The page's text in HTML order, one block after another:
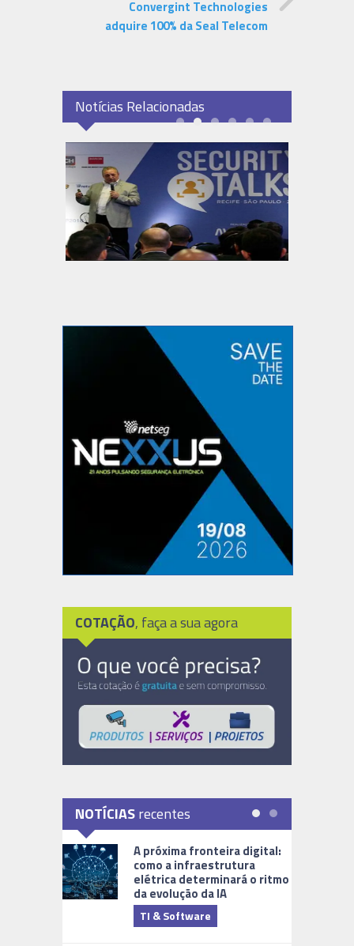
Convergint Technologies
adquire 100% da Seal Telecom
Notícias Relacionadas
COTAÇÃO, faça a sua agora
NOTÍCIASrecentes
A próxima fronteira digital:
como a infraestrutura
elétrica determinará o ritmo
da evolução da IA
TI & Software